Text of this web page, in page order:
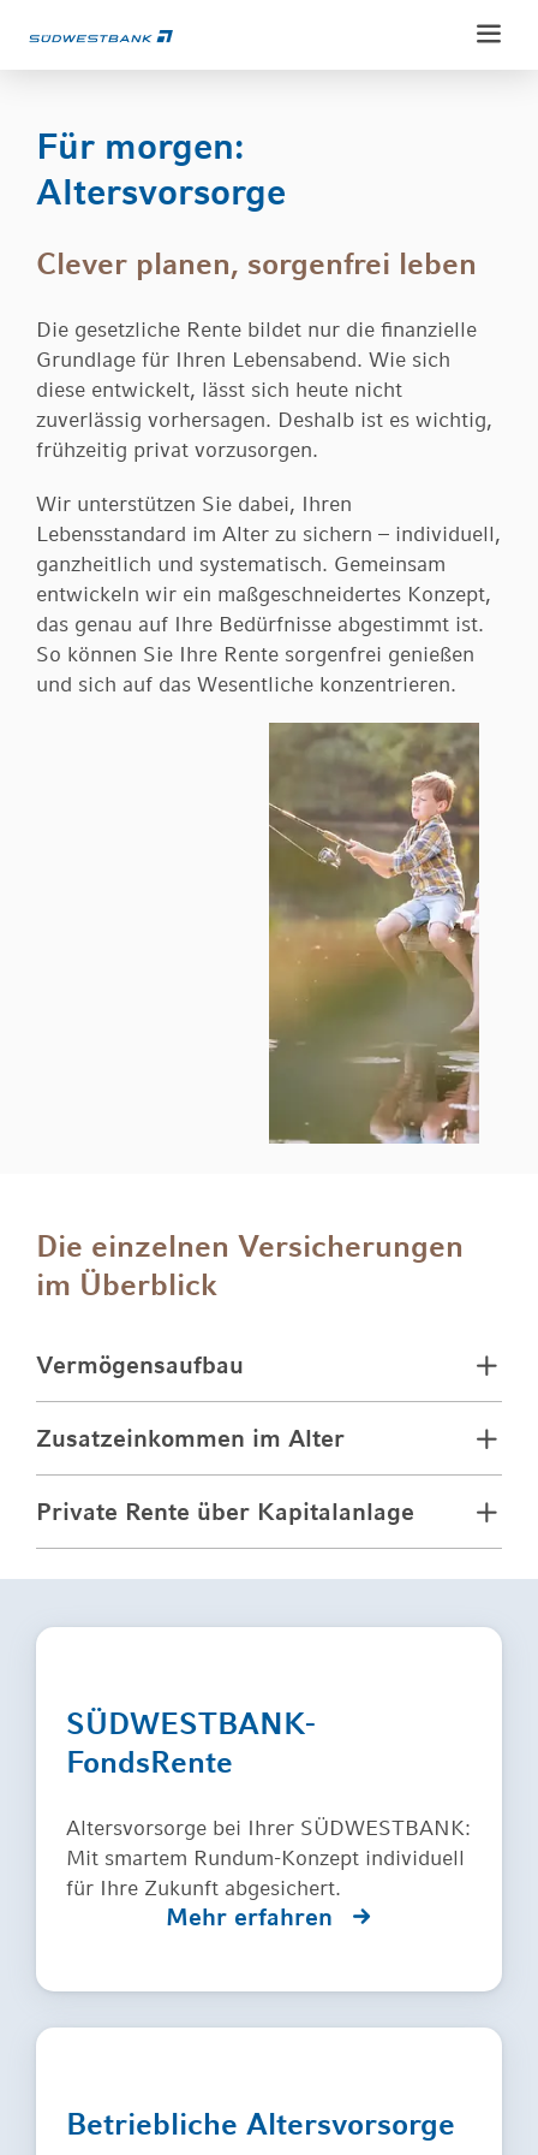
Weiter
Weiter
Privatkunden
Konten & Karten
Sparen & Anlegen
Kredite
Vorsorgen & Absichern
Erben & Vererben
Private Banking
Ansprechpartner
Konto & Karten
Geldanlage
Vermögensbetreuung
Wertpapierdepots
Finanzierung
Vorsorge & Absicherung
Wertpapier-Vermögensverwaltung
Nachfolgeplanung
Erben & Vererben
Unternehmenskunden
Konto & Zahlungsverkehr
Finanzierung und Fördermittel
Versichern & Absichern
Anlegen & Vermögen
Übermittlung der wirtschaftlichen Daten
Service
Electronic-Banking
Kontoservice
Kartenservice
Einlagensicherung
Abgeltungssteuer
Über uns
Filialen
Über uns
Für morgen:
Altersvorsorge
Clever planen, sorgenfrei leben
Die gesetzliche Rente bildet nur die finanzielle
Grundlage für Ihren Lebensabend. Wie sich
diese entwickelt, lässt sich heute nicht
zuverlässig vorhersagen. Deshalb ist es wichtig,
frühzeitig privat vorzusorgen.
Wir unterstützen Sie dabei, Ihren
Lebensstandard im Alter zu sichern – individuell,
ganzheitlich und systematisch. Gemeinsam
entwickeln wir ein maßgeschneidertes Konzept,
das genau auf Ihre Bedürfnisse abgestimmt ist.
So können Sie Ihre Rente sorgenfrei genießen
und sich auf das Wesentliche konzentrieren.
Die einzelnen Versicherungen
im Überblick
Vermögensaufbau
Zusatzeinkommen im Alter
Private Rente über Kapitalanlage
SÜDWESTBANK-
FondsRente
Altersvorsorge bei Ihrer SÜDWESTBANK:
Mit smartem Rundum-Konzept individuell
für Ihre Zukunft abgesichert.
Mehr erfahren
Betriebliche Altersvorsorge